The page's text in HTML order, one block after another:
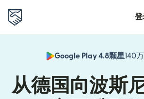
登
Google Play 4.8颗星140
从德国向波斯